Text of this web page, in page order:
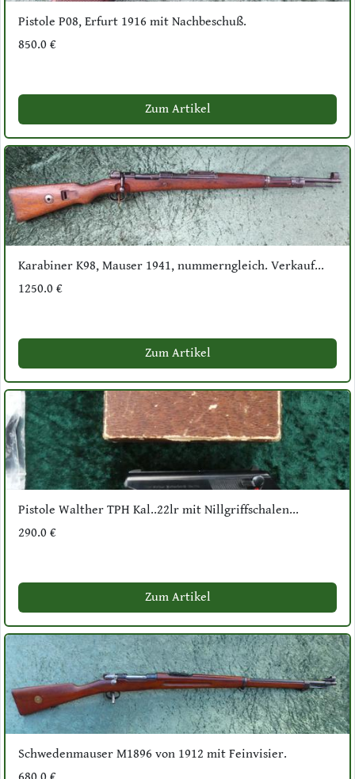
Pistole P08, Erfurt 1916 mit Nachbeschuß.
850.0 €
Zum Artikel
Karabiner K98, Mauser 1941, nummerngleich. Verkauf...
1250.0 €
Zum Artikel
Pistole Walther TPH Kal..22lr mit Nillgriffschalen...
290.0 €
Zum Artikel
Schwedenmauser M1896 von 1912 mit Feinvisier.